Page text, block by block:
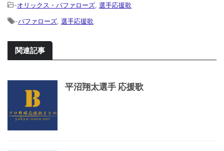
-オリックス・バファローズ 選手応援歌
-バファローズ 選手応援歌
関連記事
平沼翔太選手 応援歌